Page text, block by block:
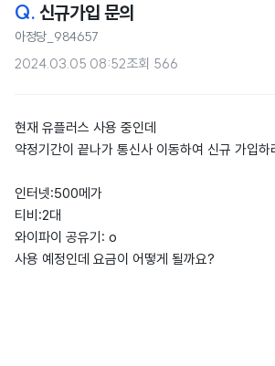
Q. 신규가입 문의
아정당_984657
2024.03.05 08:52조회 566
현재 유플러스 사용 중인데
약정기간이 끝나가 통신사 이동하여 신규 가입하
인터넷:500메가
티비:2대
와이파이 공유기: o
사용 예정인데 요금이 어떻게 될까요?